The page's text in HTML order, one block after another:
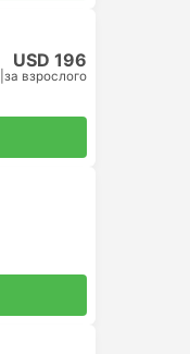
USD 196
за взрослого